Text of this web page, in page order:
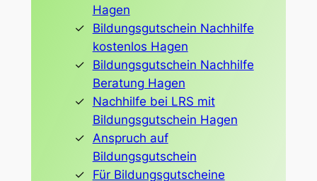
Hagen
Bildungsgutschein Nachhilfe
kostenlos Hagen
Bildungsgutschein Nachhilfe
Beratung Hagen
Nachhilfe bei LRS mit
Bildungsgutschein Hagen
Anspruch auf
Bildungsgutschein
Für Bildungsgutscheine